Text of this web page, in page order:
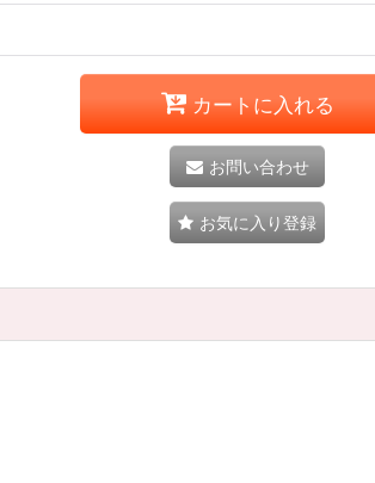
カートに入れる
お問い合わせ
お気に入り登録